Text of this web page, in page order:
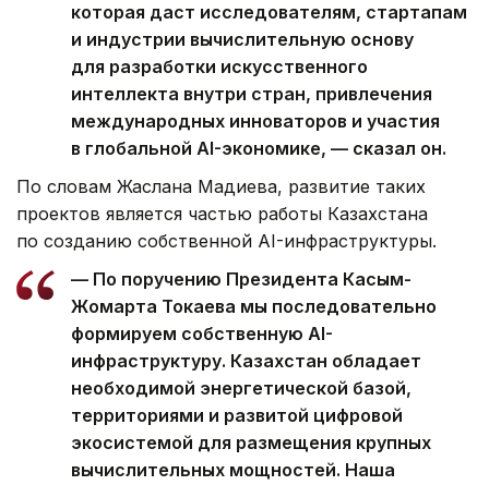
которая даст исследователям, стартапам
и индустрии вычислительную основу
для разработки искусственного
интеллекта внутри стран, привлечения
международных инноваторов и участия
в глобальной AI-экономике, — сказал он.
По словам Жаслана Мадиева, развитие таких
проектов является частью работы Казахстана
по созданию собственной AI-инфраструктуры.
— По поручению Президента Касым-
Жомарта Токаева мы последовательно
формируем собственную AI-
инфраструктуру. Казахстан обладает
необходимой энергетической базой,
территориями и развитой цифровой
экосистемой для размещения крупных
вычислительных мощностей. Наша